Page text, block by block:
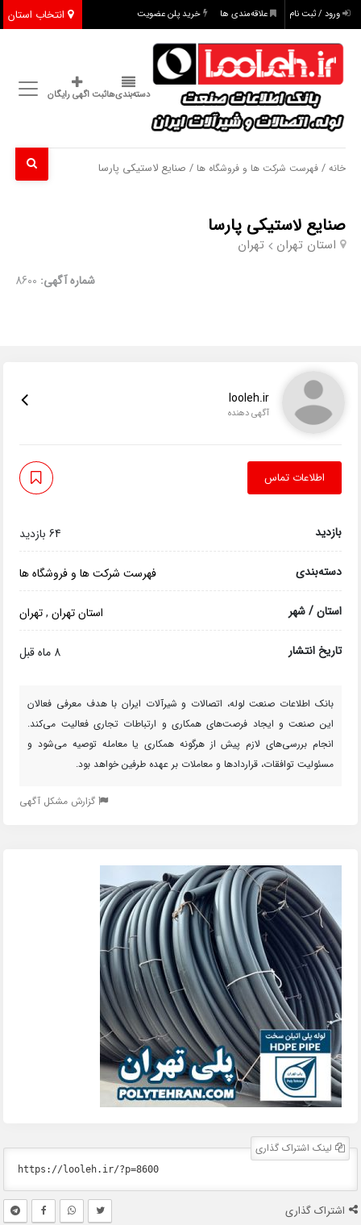
انتخاب استان ورود / ثبت نام علاقه‌مندی ها خرید پلن عضویت
دسته‌بندی‌هاثبت اگهی رایگان
خانه /فهرست شرکت ها و فروشگاه ها / صنایع لاستیکی پارسا
صنایع لاستیکی پارسا
استان تهران تهران
شماره آگهی: 8600
looleh.ir
آگهی دهنده
اطلاعات تماس
بازدید 64 بازدید
دسته‌بندی فهرست شرکت ها و فروشگاه ها
استان / شهر استان تهران,تهران
تاریخ انتشار 8 ماه قبل
بانک اطلاعات صنعت لوله، اتصالات و شیرآلات ایران با هدف معرفی فعالان
این صنعت و ایجاد فرصت‌های همکاری و ارتباطات تجاری فعالیت می‌کند.
انجام بررسی‌های لازم پیش از هرگونه همکاری یا معامله توصیه می‌شود و
مسئولیت توافقات، قراردادها و معاملات بر عهده طرفین خواهد بود.
گزارش مشکل آگهی
لینک اشتراک گذاری
اشتراک گذاری